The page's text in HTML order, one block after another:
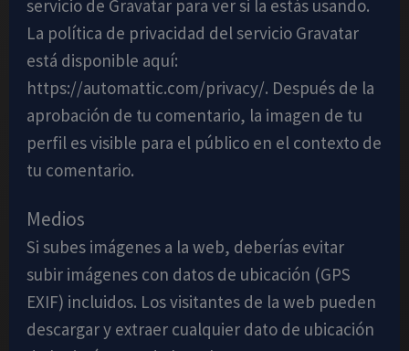
servicio de Gravatar para ver si la estás usando.
La política de privacidad del servicio Gravatar
está disponible aquí:
https://automattic.com/privacy/. Después de la
aprobación de tu comentario, la imagen de tu
perfil es visible para el público en el contexto de
tu comentario.
Medios
Si subes imágenes a la web, deberías evitar
subir imágenes con datos de ubicación (GPS
EXIF) incluidos. Los visitantes de la web pueden
descargar y extraer cualquier dato de ubicación